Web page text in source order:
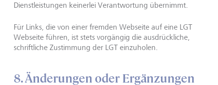
Dienstleistungen keinerlei Verantwortung übernimmt.
Für Links, die von einer fremden Webseite auf eine LGT
Webseite führen, ist stets vorgängig die ausdrückliche,
schriftliche Zustimmung der LGT einzuholen.
8. Änderungen oder Ergänzungen